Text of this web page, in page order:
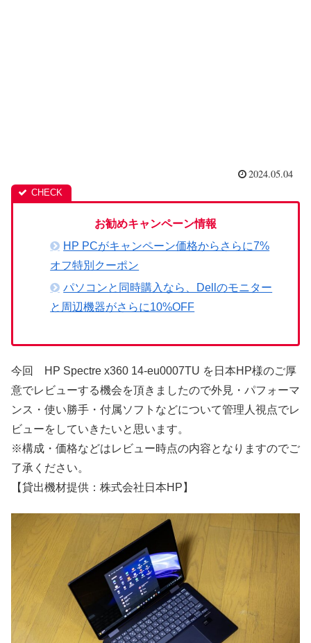
2024.05.04
お勧めキャンペーン情報
HP PCがキャンペーン価格からさらに7%
オフ特別クーポン
パソコンと同時購入なら、Dellのモニター
と周辺機器がさらに10%OFF
今回 HP Spectre x360 14-eu0007TU を日本HP様のご厚
意でレビューする機会を頂きましたので外見・パフォーマ
ンス・使い勝手・付属ソフトなどについて管理人視点でレ
ビューをしていきたいと思います。
※構成・価格などはレビュー時点の内容となりますのでご
了承ください。
【貸出機材提供：株式会社日本HP】